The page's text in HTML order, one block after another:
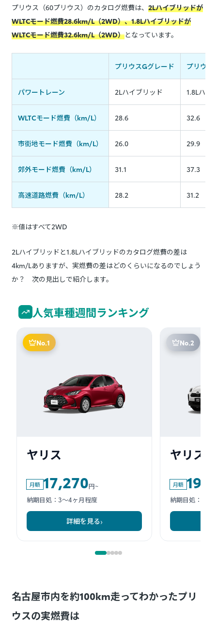
プリウス（60プリウス）のカタログ燃費は、 2Lハイブリッドが
WLTCモード燃費28.6km/L（2WD）、1.8Lハイブリッドが
WLTCモード燃費32.6km/L（2WD）となっています。
プリウスGグレード プリウス
パワートレーン 2Lハイブリッド 1.8Lハイ
WLTCモード燃費（km/L） 28.6 32.6
市街地モード燃費（km/L） 26.0 29.9
郊外モード燃費（km/L） 31.1 37.3
高速道路燃費（km/L） 28.2 31.2
※値はすべて2WD
2Lハイブリッドと1.8Lハイブリッドのカタログ燃費の差は
4km/Lありますが、実燃費の差はどのくらいになるのでしょう
か？ 次の見出しで紹介します。
名古屋市内を約100km走ってわかったプリ
ウスの実燃費は